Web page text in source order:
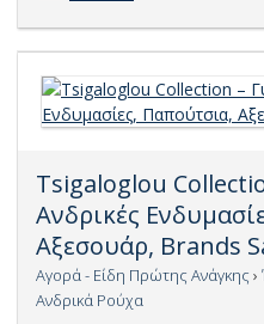
Tsigaloglou
Ανδρικές
Αξεσουάρ, Brands
Αγορά - Είδη Πρώτης Ανάγκης ›
Ανδρικά Ρούχα